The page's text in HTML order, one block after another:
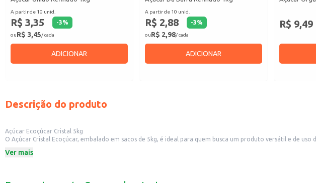
A partir de 10 unid.
R$ 3,35 -3%
ouR$ 3,45/ cada
ADICIONAR
A partir de 10 unid.
R$ 2,88 -3%
ouR$ 2,98/ cada
ADICIONAR
R$ 9,49
Descrição do produto
Açúcar Ecoçúcar Cristal 5kg
O Açúcar Cristal Ecoçúcar, embalado em sacos de 5kg, é ideal para quem busca um produto versátil e de
Dicas de uso:
Ver mais